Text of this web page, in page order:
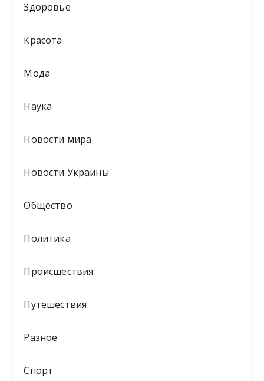
Здоровье
Красота
Мода
Наука
Новости мира
Новости Украины
Общество
Политика
Происшествия
Путешествия
Разное
Спорт